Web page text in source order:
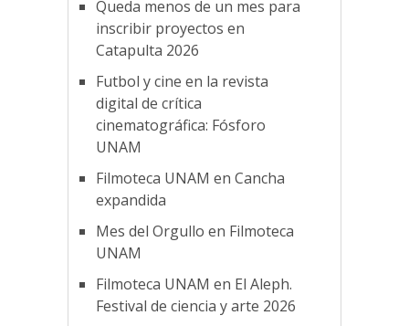
Queda menos de un mes para
inscribir proyectos en
Catapulta 2026
Futbol y cine en la revista
digital de crítica
cinematográfica: Fósforo
UNAM
Filmoteca UNAM en Cancha
expandida
Mes del Orgullo en Filmoteca
UNAM
Filmoteca UNAM en El Aleph.
Festival de ciencia y arte 2026